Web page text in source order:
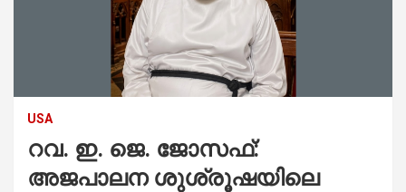
USA
റവ. ഇ. ജെ. ജോസഫ്:
അജപാലന ശുശ്രൂഷയിലെ